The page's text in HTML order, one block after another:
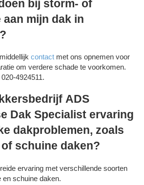
bij storm- of
aan mijn dak in
contact met ons opnemen voor
om verdere schade te voorkomen.
4924511.
ADS
Dak Specialist ervaring
dakproblemen, zoals
schuine daken?
ervaring met verschillende soorten
en schuine daken.